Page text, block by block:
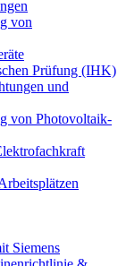
von
Prüfung (IHK)
und
von Photovoltaik-
Siemens